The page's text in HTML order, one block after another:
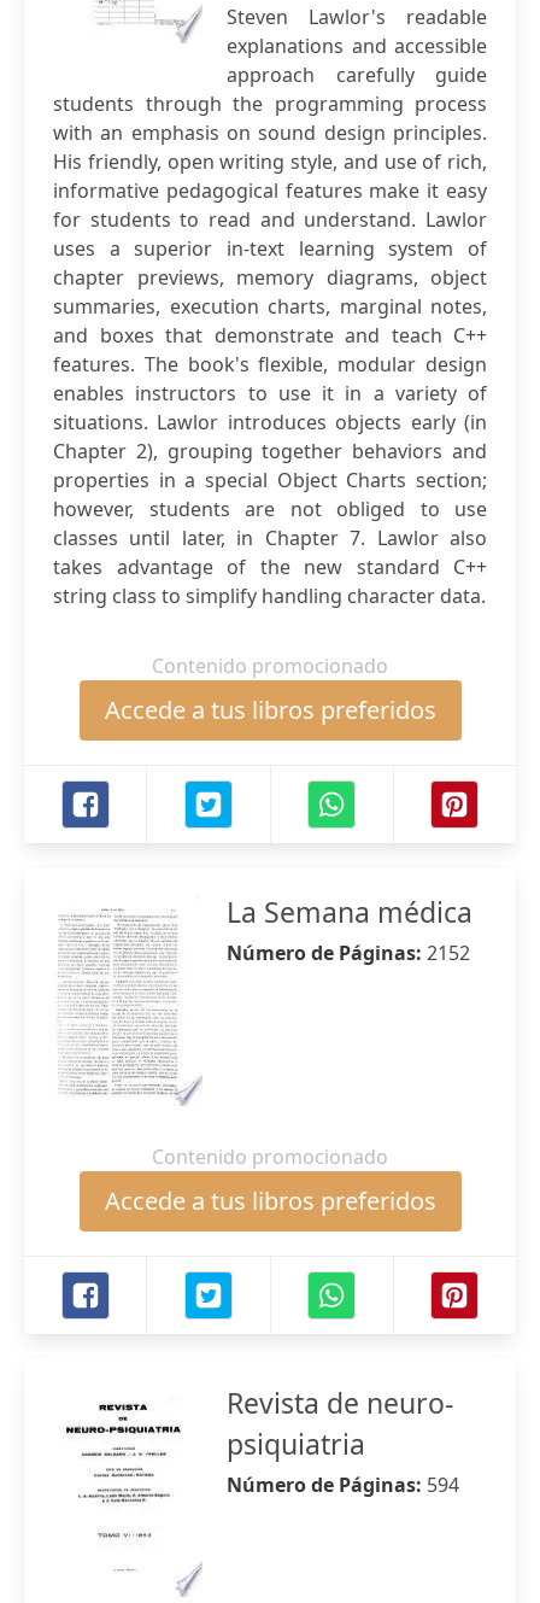
Steven Lawlor's readable
explanations and accessible
approach carefully guide
students through the programming process
with an emphasis on sound design principles.
His friendly, open writing style, and use of rich,
informative pedagogical features make it easy
for students to read and understand. Lawlor
uses a superior in-text learning system of
chapter previews, memory diagrams, object
summaries, execution charts, marginal notes,
and boxes that demonstrate and teach C++
features. The book's flexible, modular design
enables instructors to use it in a variety of
situations. Lawlor introduces objects early (in
Chapter 2), grouping together behaviors and
properties in a special Object Charts section;
however, students are not obliged to use
classes until later, in Chapter 7. Lawlor also
takes advantage of the new standard C++
string class to simplify handling character data.
Contenido promocionado
Accede a tus libros preferidos
La Semana médica
Número de Páginas: 2152
Contenido promocionado
Accede a tus libros preferidos
Revista de neuro-
psiquiatria
Número de Páginas: 594